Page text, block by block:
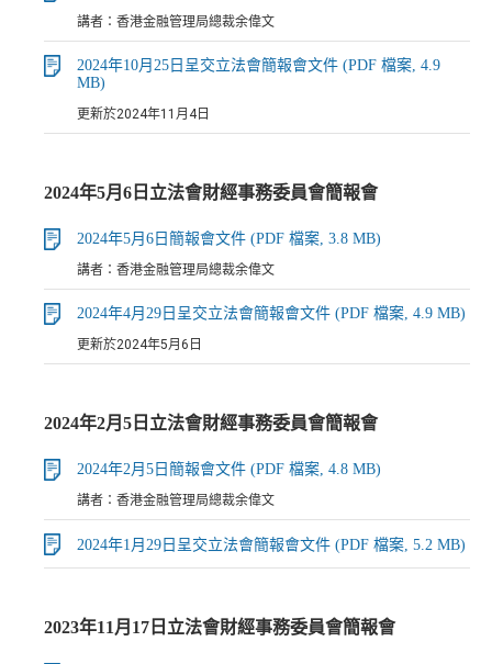
講者：香港金融管理局總裁余偉文
2024年10月25日呈交立法會簡報會文件 (PDF 檔案, 4.9
MB)
更新於2024年11月4日
2024年5月6日立法會財經事務委員會簡報會
2024年5月6日簡報會文件 (PDF 檔案, 3.8 MB)
講者：香港金融管理局總裁余偉文
2024年4月29日呈交立法會簡報會文件 (PDF 檔案, 4.9 MB)
更新於2024年5月6日
2024年2月5日立法會財經事務委員會簡報會
2024年2月5日簡報會文件 (PDF 檔案, 4.8 MB)
講者：香港金融管理局總裁余偉文
2024年1月29日呈交立法會簡報會文件 (PDF 檔案, 5.2 MB)
2023年11月17日立法會財經事務委員會簡報會